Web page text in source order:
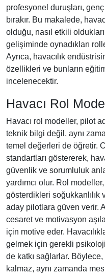
profesyonel duruşları,
bırakır. Bu makalede,
olduğu, nasıl etkili
gelişiminde oynadıkları
Ayrıca, havacılık
özellikleri ve bunların
incelenecektir.
Havacı Rol
Havacı rol modeller, pilot
teknik bilgi değil, aynı
temel değerleri de öğretir.
standartları göstererek,
güvenlik ve sorumluluk
yardımcı olur. Rol
gösterdikleri
aday pilotlara güven verir.
cesaret ve motivasyon
için motive eder.
gelmek için gerekli
de katkı sağlarlar.
kalmaz, aynı zamanda